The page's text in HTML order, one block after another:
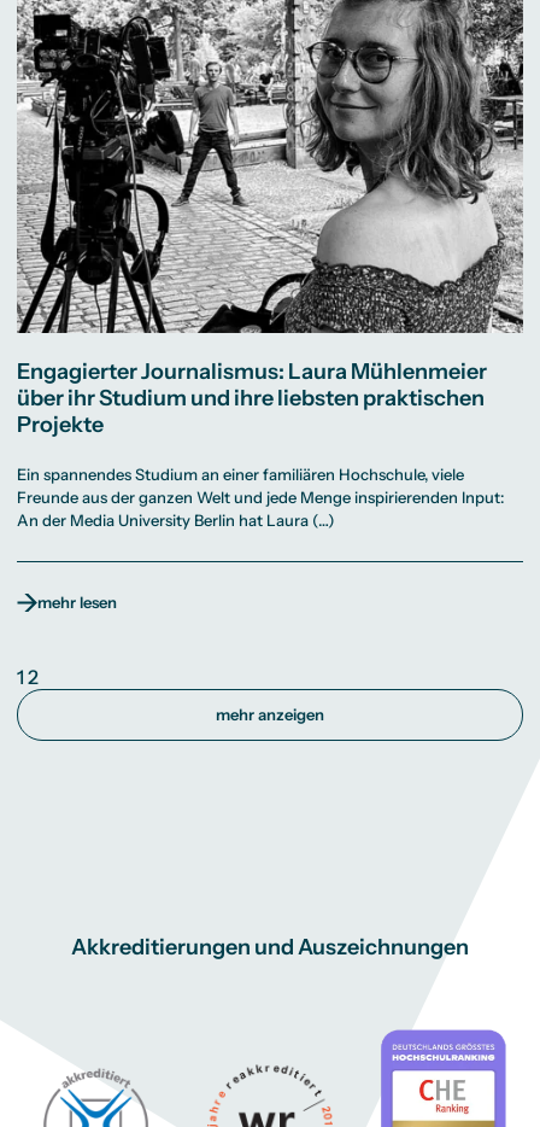
Engagierter Journalismus: Laura Mühlenmeier
über ihr Studium und ihre liebsten praktischen
Projekte
Ein spannendes Studium an einer familiären Hochschule, viele
Freunde aus der ganzen Welt und jede Menge inspirierenden Input:
An der Media University Berlin hat Laura (…)
mehr lesen
1 2
mehr anzeigen
Akkreditierungen und Auszeichnungen